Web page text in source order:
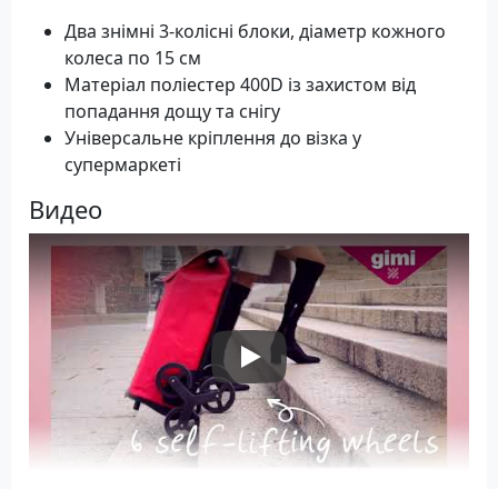
Два знімні 3-колісні блоки, діаметр кожного
колеса по 15 см
Матеріал поліестер 400D із захистом від
попадання дощу та снігу
Універсальне кріплення до візка у
супермаркеті
Видео
Play Video